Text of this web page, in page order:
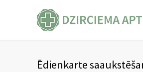
Ēdienkarte